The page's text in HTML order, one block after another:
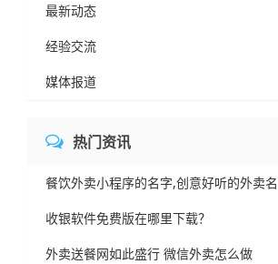
最新动态
经验交流
媒体报道
热门资讯
餐饮外卖小程序的名字,创意好听的外卖名
收银软件免费版在哪里下载？
外卖送餐网如此盛行 微信外卖怎么做